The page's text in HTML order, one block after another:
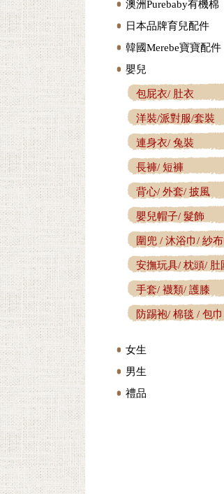
澳洲Purebaby有機棉
日本品牌育兒配件
韓國Merebe寶寶配件
嬰兒
包屁衣/ 肚衣
洋裝/派對服/套裝
連身衣/ 兔裝
長褲/ 短褲
背心/ 外套/ 披風
嬰兒帽子/ 髮飾
圍兜 / 沐浴巾/ 紗布
安撫玩具/ 枕頭/ 肚
手套/ 襪類/ 護膝
防踢袍/ 棉毯 / 包巾
女生
男生
禮品